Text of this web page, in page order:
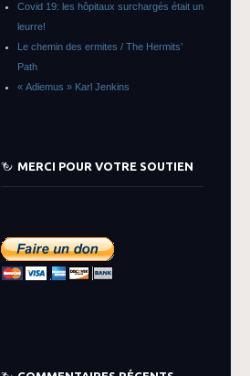
Covid 19: les hôpitaux surchargés était un
leurre!
Le chemin des ermites / The Hermits’
Path
« Adiemus » Karl Jenkins
MERCI POUR VOTRE SOUTIEN